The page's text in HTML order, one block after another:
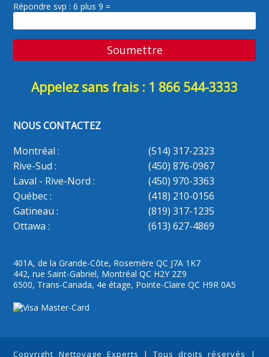
Répondre svp : 6 plus 9 =
Appelez sans frais : 1 866 544-3333
NOUS CONTACTEZ
Montréal :
(514) 317-2323
Rive-Sud :
(450) 876-0967
Laval - Rive-Nord :
(450) 970-3363
Québec :
(418) 210-0156
Gatineau :
(819) 317-1235
Ottawa :
(613) 627-4869
401A, de la Grande-Côte, Rosemère QC J7A 1K7
442, rue Saint-Gabriel, Montréal QC H2Y 2Z9
6500, Trans-Canada, 4e étage, Pointe-Claire QC H9R 0A5
Copyright Nettoyage Experts | Tous droits réservés |